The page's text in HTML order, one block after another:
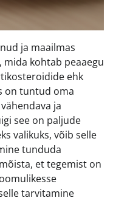
ja maailmas
kohtab peaaegu
ehk
on tuntud oma
ja
see on paljude
valikuks, võib selle
tunduda
et tegemist on
tarvitamine